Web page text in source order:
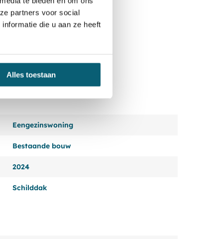
partners voor social
die u aan ze heeft
Alles toestaan
Eengezinswoning
Bestaande bouw
2024
Schilddak